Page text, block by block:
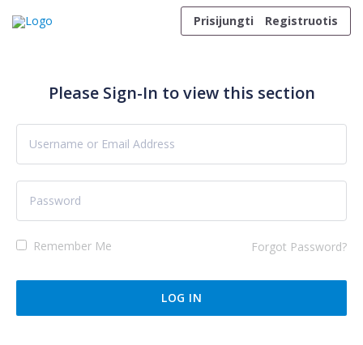
Prisijungti
Registruotis
Please Sign-In to view this section
Remember Me Forgot Password?